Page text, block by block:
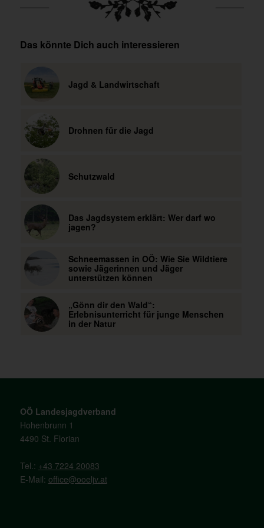
Das könnte Dich auch interessieren
Jagd & Landwirtschaft
Drohnen für die Jagd
Schutzwald
Das Jagdsystem erklärt: Wer darf wo
jagen?
Schneemassen in OÖ: Wie Sie Wildtiere
sowie Jägerinnen und Jäger
unterstützen können
„Gönn dir den Wald“:
Erlebnisunterricht für junge Menschen
in der Natur
OÖ Landesjagdverband
Hohenbrunn 1
4490 St. Florian
Tel.: +43 7224 20083
E-Mail: office@ooeljv.at